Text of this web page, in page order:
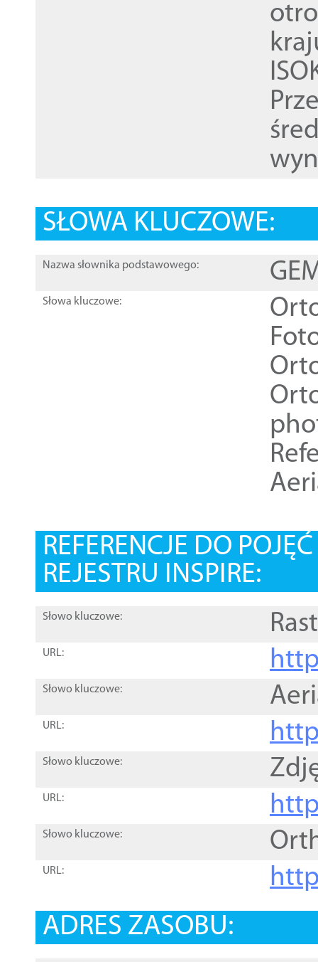
SŁOWA KLUCZOWE:
Nazwa słownika podstawowego:
Słowa kluczowe:
REFERENCJE DO
REJESTRU INSPIRE:
Słowo kluczowe:
URL:
Słowo kluczowe:
URL:
Słowo kluczowe:
URL:
Słowo kluczowe:
URL:
ADRES ZASOBU: